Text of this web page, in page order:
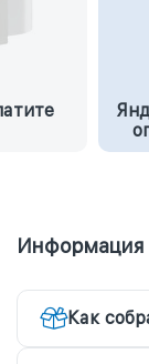
Информация
Как